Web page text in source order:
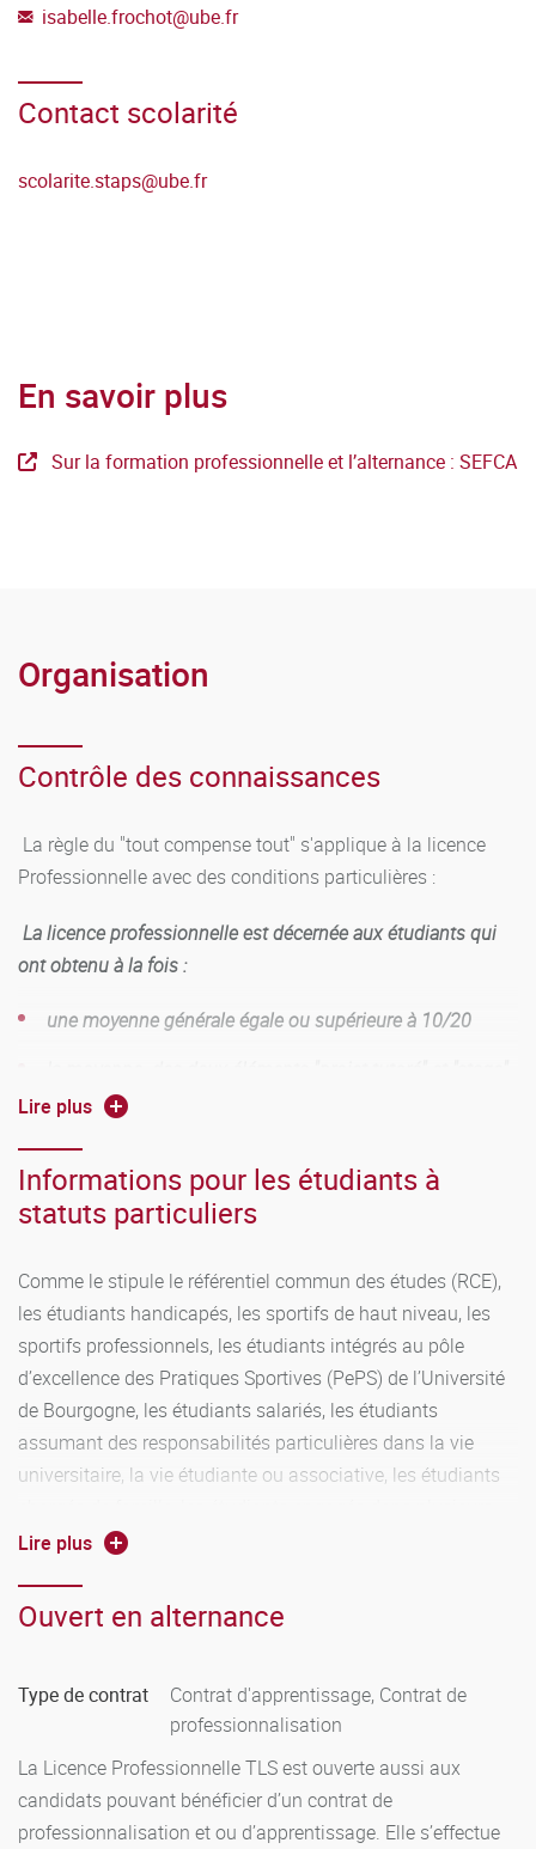
compétences sur Creative Cloud d'Adobe (Illustrator, etc.) et
pratique dans les différents projets et dossiers à rendre
pour au moins la moitié des matières enseignées.
isabelle.frochot@ube.fr
Contact scolarité
scolarite.staps@ube.fr
En savoir plus
Sur la formation professionnelle et l’alternance : SEFCA
Organisation
Contrôle des connaissances
La règle du "tout compense tout" s'applique à la licence
Professionnelle avec des conditions particulières :
La licence professionnelle est décernée aux étudiants qui
ont obtenu à la fois :
une moyenne générale égale ou supérieure à 10/20
égale ou supérieure à 10/20
ASSIDUITÉ:
TD par enseignement, entrainent l'interdiction de passer
le ou les examens relatifs à celles-ci, sur l'ensemble des
sessions.
Lire plus
Informations pour les étudiants à
statuts particuliers
Comme le stipule le référentiel commun des études (RCE),
les étudiants handicapés, les sportifs de haut niveau, les
sportifs professionnels, les étudiants intégrés au pôle
d’excellence des Pratiques Sportives (PePS) de l’Université
de Bourgogne, les étudiants salariés, les étudiants
assumant des responsabilités particulières dans la vie
universitaire, la vie étudiante ou associative, les étudiants
cursus, les étudiants justifiant du statut national d’étudiant-
étudiants inscrits au titre de la formation continue peuvent
modalités de contrôle des connaissances.
Lire plus
Ouvert en alternance
Type de contrat
Contrat d'apprentissage, Contrat de
professionnalisation
La Licence Professionnelle TLS est ouverte aussi aux
candidats pouvant bénéficier d’un contrat de
professionnalisation et ou d’apprentissage. Elle s’effectue